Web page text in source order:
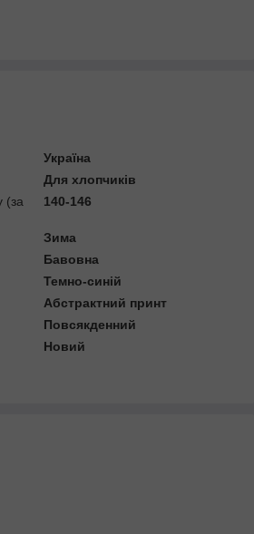
Україна
Для хлопчиків
(за
140-146
Зима
Бавовна
Темно-синій
Абстрактний принт
Повсякденний
Новий